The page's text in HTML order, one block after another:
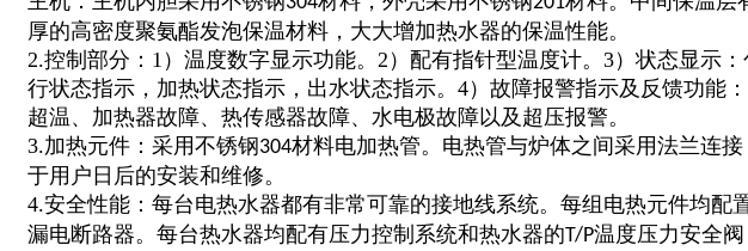
厚的高密度聚氨酯发泡保温材料，大大增加热水器的保温性能。
2.控制部分：1）温度数字显示功能。2）配有指针型温度计。3）状态显示：
行状态指示，加热状态指示，出水状态指示。4）故障报警指示及反馈功能：
超温、加热器故障、热传感器故障、水电极故障以及超压报警。
3.加热元件：采用不锈钢304材料电加热管。电热管与炉体之间采用法兰连接
于用户日后的安装和维修。
4.安全性能：每台电热水器都有非常可靠的接地线系统。每组电热元件均配
漏电断路器。每台热水器均配有压力控制系统和热水器的T/P温度压力安全